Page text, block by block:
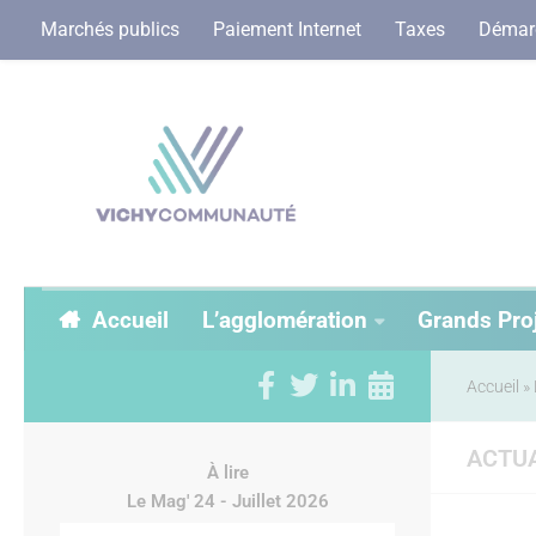
Marchés publics Paiement Internet Taxes
Accueil L’agglomération Grands
Accueil »
À lire
Le Mag' 24 - Juillet 2026